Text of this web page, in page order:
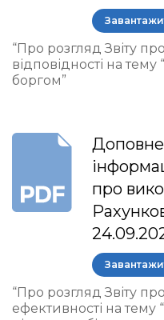
“Про розгляд Звіту
відповідності на
боргом”
про
“Про розгляд Звіту
ефективності на